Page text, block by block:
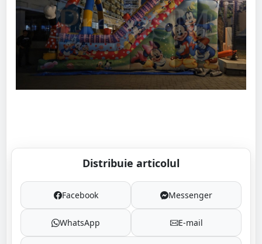
Distribuie articolul
Facebook Messenger
WhatsApp E-mail